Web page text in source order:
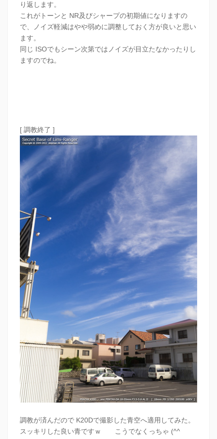
り返します。
これがトーンと NR及びシャープの初期値になりますの
で、ノイズ軽減はやや弱めに調整しておく方が良いと思い
ます。
同じ ISOでもシーン次第ではノイズが目立たなかったりし
ますのでね。
[ 調教終了 ]
調教が済んだので K20Dで撮影した青空へ適用してみた。
スッキリした良い青ですｗ こうでなくっちゃ (^^